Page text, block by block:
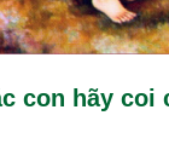
con hãy